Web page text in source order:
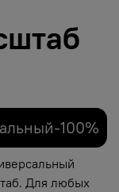
100%
Для любых